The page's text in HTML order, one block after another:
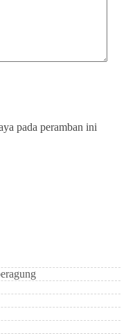
pada peramban ini